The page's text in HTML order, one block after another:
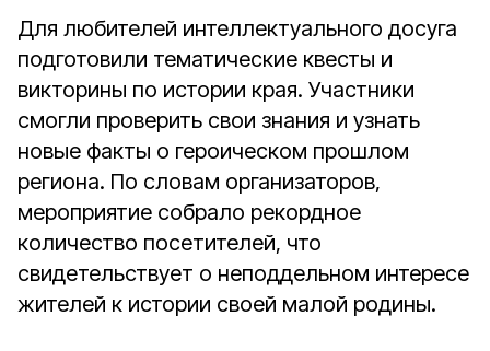
Для любителей интеллектуального досуга
подготовили тематические квесты и
викторины по истории края. Участники
смогли проверить свои знания и узнать
новые факты о героическом прошлом
региона. По словам организаторов,
мероприятие собрало рекордное
количество посетителей, что
свидетельствует о неподдельном интересе
жителей к истории своей малой родины.